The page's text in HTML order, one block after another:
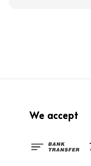
We accept